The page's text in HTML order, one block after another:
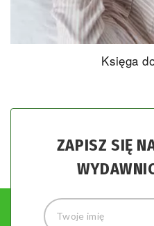
Księga
ZAPISZ SIĘ